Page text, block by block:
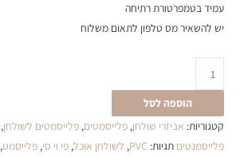
עמיד בטמפרטורת רתיחה
יש להשאיר מס טלפון לתאום משלוח
הוספה לסל
קטגוריות: אביזרי שולחן, פלייסמטים, פלייסמטים לשולחן,
פלייסמנטים תגיות: PVC
, לשולחן אוכל, פי וי סי, פלייסמט,